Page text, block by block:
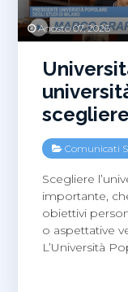
Agosto 07, 2026
Comunicati
Scegliere
importante,
obiettivi
o aspettative
L’Università